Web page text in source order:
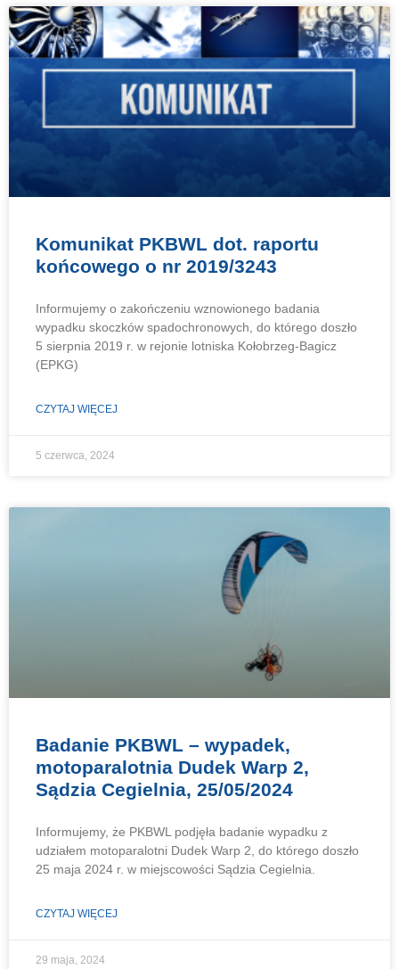
Komunikat PKBWL dot. raportu
końcowego o nr 2019/3243
Informujemy o zakończeniu wznowionego badania
wypadku skoczków spadochronowych, do którego doszło
5 sierpnia 2019 r. w rejonie lotniska Kołobrzeg-Bagicz
(EPKG)
CZYTAJ WIĘCEJ
5 czerwca, 2024
Badanie PKBWL – wypadek,
motoparalotnia Dudek Warp 2,
Sądzia Cegielnia, 25/05/2024
Informujemy, że PKBWL podjęła badanie wypadku z
udziałem motoparalotni Dudek Warp 2, do którego doszło
25 maja 2024 r. w miejscowości Sądzia Cegielnia.
CZYTAJ WIĘCEJ
29 maja, 2024